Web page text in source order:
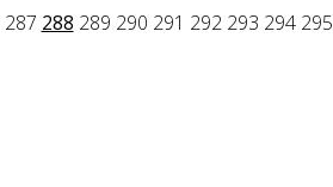
287 288 289 290 291 292 293 294 295